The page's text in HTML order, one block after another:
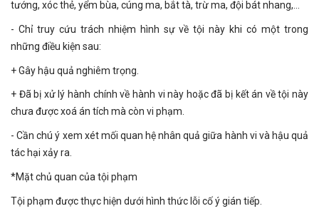
tướng, xóc thẻ, yểm bùa, cúng ma, bắt tà, trừ ma, đội bát nhang,…
- Chỉ truy cứu trách nhiệm hình sự về tội này khi có một trong
những điều kiện sau:
+ Gây hậu quả nghiêm trọng.
+ Đã bị xử lý hành chính về hành vi này hoặc đã bị kết án về tội này
chưa được xoá án tích mà còn vi phạm.
- Cần chú ý xem xét mối quan hệ nhân quả giữa hành vi và hậu quả
tác hại xảy ra.
*Mặt chủ quan của tội phạm
Tội phạm được thực hiện dưới hình thức lỗi cố ý gián tiếp.